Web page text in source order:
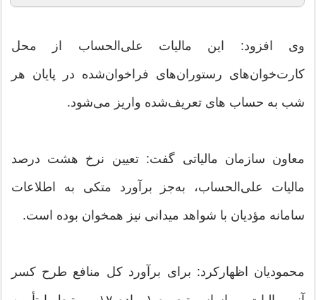
وی افزود: این مالیات علی‌الحساب از محل
کارت‌خوان‌های رستوران‌های فراخوان‌شده در پایان هر
شب به حساب های تعریف‌شده واریز می‌شود.
معاون سازمان مالیاتی گفت: تعیین نرخ هشت درصد
مالیات علی‌الحساب، به‌جز برآورد متکی به اطلاعات
سامانه مؤدیان با شواهد میدانی نیز همخوان بوده است.
محمودیان اظهارکرد: برای برآورد کل منافع طرح کسر